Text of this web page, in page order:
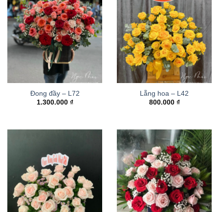
Đong đầy – L72
1.300.000 ₫
Lẵng hoa – L42
800.000 ₫